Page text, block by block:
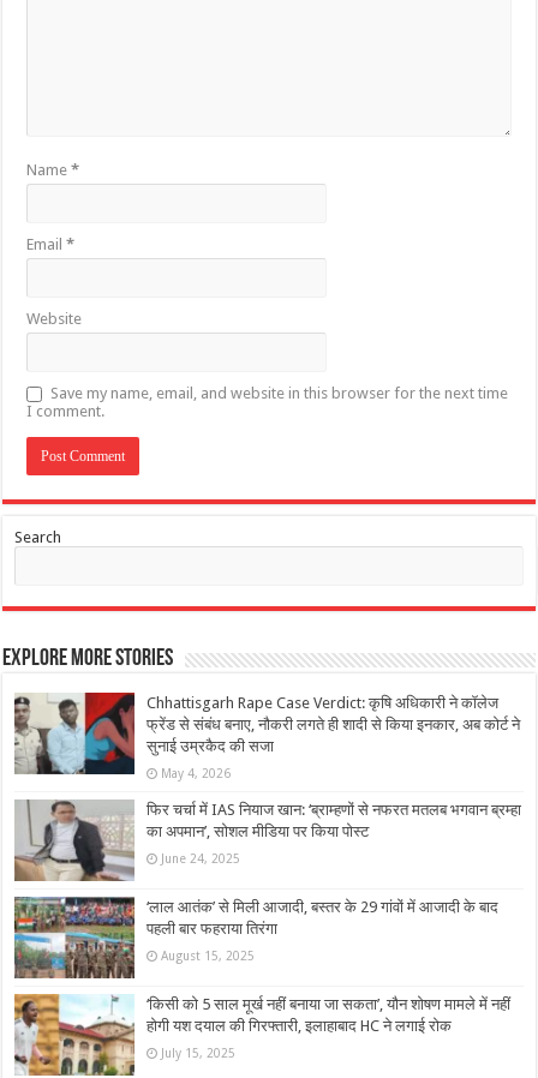
Name*
Email*
Website
Save my name, email, and website in this browser for the next time
I comment.
Search
Explore More Stories
Chhattisgarh Rape Case Verdict: कृषि अधिकारी ने कॉलेज
फ्रेंड से संबंध बनाए, नौकरी लगते ही शादी से किया इनकार, अब कोर्ट ने
सुनाई उम्रकैद की सजा
May 4, 2026
फिर चर्चा में IAS नियाज खान: ‘ब्राम्हणों से नफरत मतलब भगवान ब्रम्हा
का अपमान’, सोशल मीडिया पर किया पोस्ट
June 24, 2025
‘लाल आतंक’ से मिली आजादी, बस्तर के 29 गांवों में आजादी के बाद
पहली बार फहराया तिरंगा
August 15, 2025
‘किसी को 5 साल मूर्ख नहीं बनाया जा सकता’, यौन शोषण मामले में नहीं
होगी यश दयाल की गिरफ्तारी, इलाहाबाद HC ने लगाई रोक
July 15, 2025